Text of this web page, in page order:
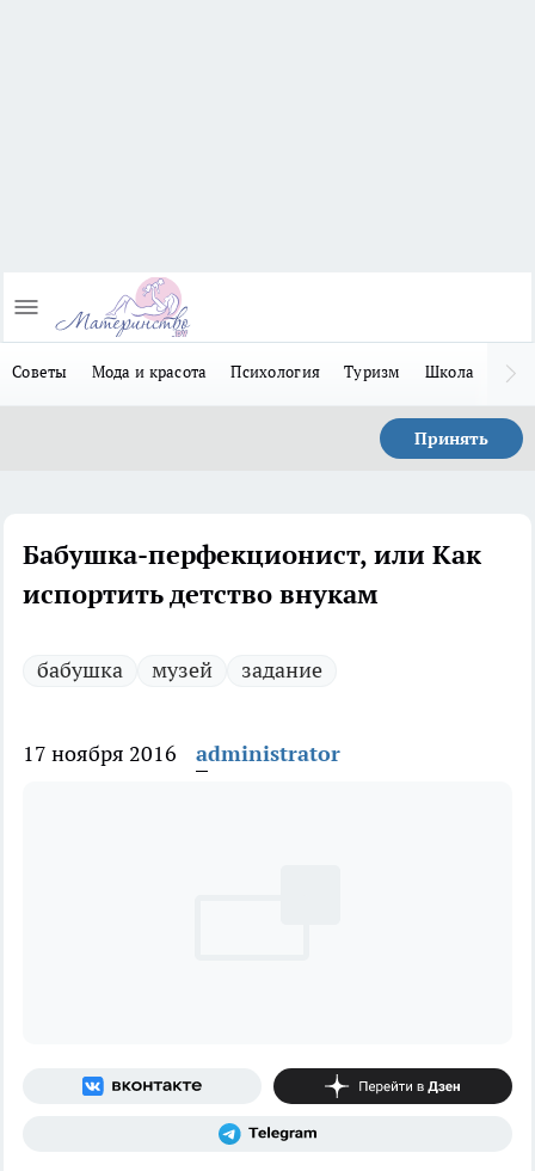
Советы Мода и красота Психология Туризм Школа
Принять
Бабушка-перфекционист, или Как
испортить детство внукам
бабушка музей задание
17 ноября 2016 administrator